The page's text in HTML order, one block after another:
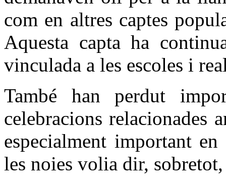
com en altres captes
Aquesta capta ha
vinculada a les escoles i
També han perdut
celebracions
especialment important
les noies volia dir,